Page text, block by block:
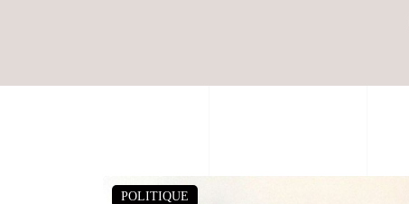
POLITIQUE